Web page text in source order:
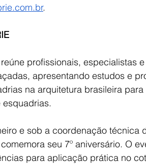
.
profissionais, especialistas
apresentando estudos e
na arquitetura brasileira
e sob a coordenação técnica
seu 7º aniversário. O
para aplicação prática no